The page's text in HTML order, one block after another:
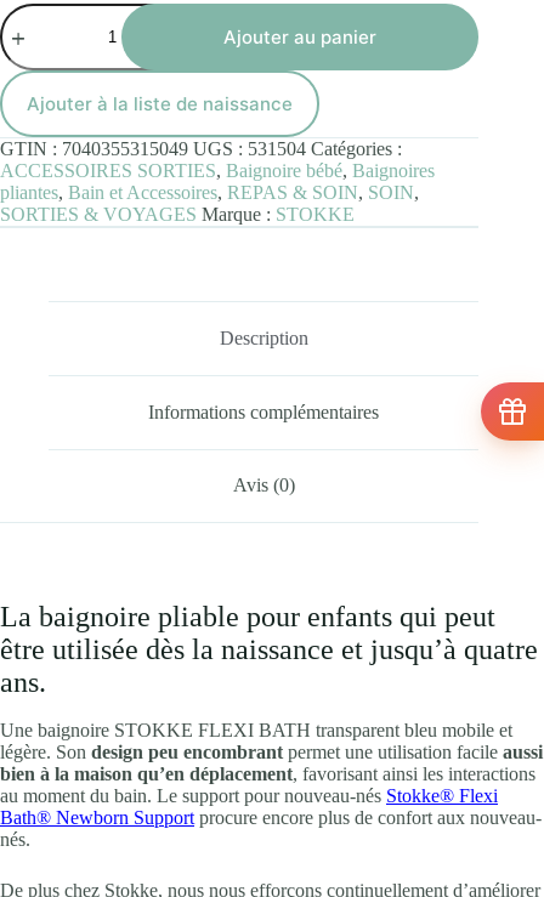
quantité
de
STOKKE
FLEXI
BATH
Transparent
Bleu
Bundle
Ajouter au panier
Ajouter à la liste de naissance
GTIN : 7040355315049 UGS : 531504 Catégories :
ACCESSOIRES SORTIES, Baignoire bébé, Baignoires
pliantes, Bain et Accessoires, REPAS & SOIN, SOIN,
SORTIES & VOYAGES Marque : STOKKE
Description
Informations complémentaires
Avis (0)
La baignoire pliable pour enfants qui peut
être utilisée dès la naissance et jusqu’à quatre
ans.
Une baignoire STOKKE FLEXI BATH transparent bleu mobile et
légère. Son design peu encombrantpermet une utilisation facile aussi
bien à la maison qu’en déplacement, favorisant ainsi les interactions
au moment du bain. Le support pour nouveau-nés Stokke® Flexi
Bath® Newborn Supportprocure encore plus de confort aux nouveau-
nés.
De plus chez Stokke, nous nous efforçons continuellement d’améliorer